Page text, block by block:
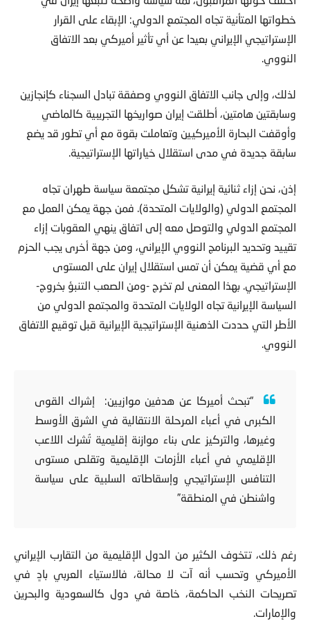
خطواتها المتأنية تجاه المجتمع الدولي: الإبقاء على القرار
الإستراتيجي الإيراني بعيدا عن أي تأثير أميركي بعد الاتفاق
النووي.
لذلك، وإلى جانب الاتفاق النووي وصفقة تبادل السجناء كإنجازين
وسابقتين هامتين، أطلقت إيران صواريخها التجريبية كالماضي
وأوقفت البحارة الأميركيين وتعاملت بقوة مع أي تطور قد يضع
سابقة جديدة في مدى استقلال خياراتها الإستراتيجية.
إذن، نحن إزاء ثنائية إيرانية تشكل مجتمعة سياسة طهران تجاه
المجتمع الدولي (والولايات المتحدة). فمن جهة يمكن العمل مع
المجتمع الدولي والتوصل معه إلى اتفاق ينهي العقوبات إزاء
تقييد وتحديد البرنامج النووي الإيراني، ومن جهة أخرى يجب الحزم
مع أي قضية يمكن أن تمس استقلال إيران على المستوى
الإستراتيجي. بهذا المعنى لم تخرج -ومن الصعب التنبؤ بخروج-
السياسة الإيرانية تجاه الولايات المتحدة والمجتمع الدولي من
الأطر التي حددت الذهنية الإستراتيجية الإيرانية قبل توقيع الاتفاق
النووي.
“تبحث أميركا عن هدفين موازيين: إشراك القوى
الكبرى في أعباء المرحلة الانتقالية في الشرق الأوسط
وغيرها، والتركيز على بناء موازنة إقليمية تُشرك اللاعب
الإقليمي في أعباء الأزمات الإقليمية وتقلص مستوى
التنافس الإستراتيجي وإسقاطاته السلبية على سياسة
واشنطن في المنطقة”
رغم ذلك،تتخوف الكثير من الدول الإقليمية من التقارب الإيراني
الأميركي وتحسب أنه آت لا محالة، فالاستياء العربي بادٍ في
تصريحات النخب الحاكمة، خاصة في دول كالسعودية والبحرين
والإمارات.